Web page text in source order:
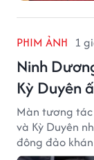
PHIM ẢNH 1
Ninh
Kỳ Duyên
Màn tương
và Kỳ Duyên
đông đảo